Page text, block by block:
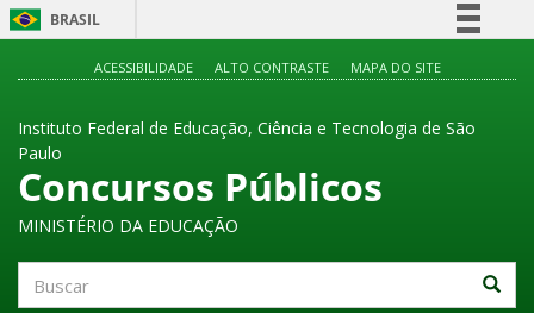
BRASIL
Participe
Legislação
ACESSIBILIDADE ALTO CONTRASTE MAPA DO SITE
Instituto Federal de Educação, Ciência e Tecnologia de São
Paulo
Concursos Públicos
MINISTÉRIO DA EDUCAÇÃO